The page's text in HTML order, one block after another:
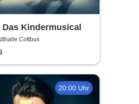
Das Kindermusical
Cottbus
20:00 Uhr